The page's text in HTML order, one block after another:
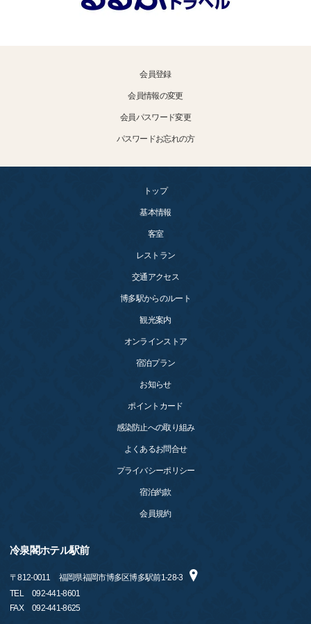
会員登録
会員情報の変更
会員パスワード変更
パスワードお忘れの方
トップ
基本情報
客室
レストラン
交通アクセス
博多駅からのルート
観光案内
オンラインストア
宿泊プラン
お知らせ
ポイントカード
感染防止への取り組み
よくあるお問合せ
プライバシーポリシー
宿泊約款
会員規約
冷泉閣ホテル駅前
〒812-0011
福岡県福岡市博多区博多駅前1-28-3
TEL
092-441-8601
FAX
092-441-8625